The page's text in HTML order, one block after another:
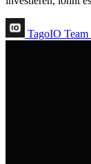
TagoIO Team